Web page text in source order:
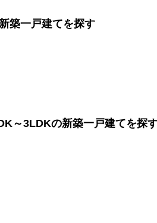
築一戸建てを探す
～3LDKの新築一戸建てを探